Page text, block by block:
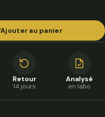
Ajouter au panier
Retour
14 jours
Analysé
en labo